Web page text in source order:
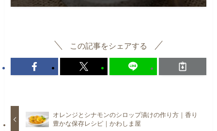
この記事をシェアする
オレンジとシナモンのシロップ漬けの作り方｜香り
豊かな保存レシピ｜かわしま屋